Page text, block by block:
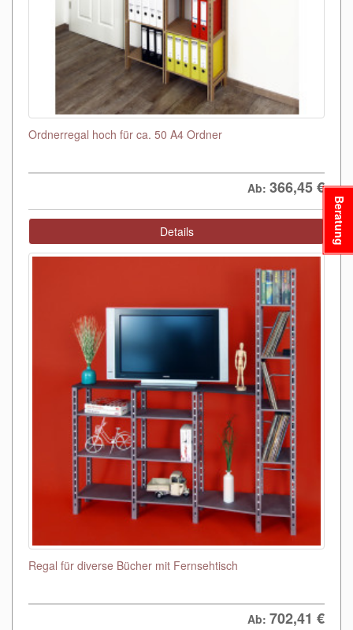
Ordnerregal hoch für ca. 50 A4 Ordner
Ab: 366,45€
Details
Regal für diverse Bücher mit Fernsehtisch
Ab: 702,41 €
Beratung